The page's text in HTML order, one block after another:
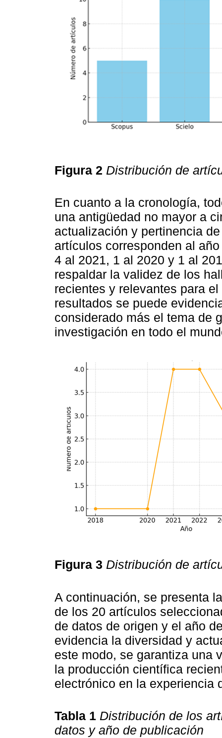
Figura 2 Distribución de
En cuanto a la cronología,
una antigüedad no mayor a
actualización y pertinencia
artículos corresponden al
4 al 2021, 1 al 2020 y 1 al
respaldar la validez de los
recientes y relevantes para
resultados se puede
considerado más el tema de
investigación en todo el
Figura 3 Distribución de
A continuación, se presenta
de los 20 artículos
de datos de origen y el año
evidencia la diversidad y
este modo, se garantiza una
la producción científica
electrónico en la experiencia
Tabla 1 Distribución de los
datos y año de publicación